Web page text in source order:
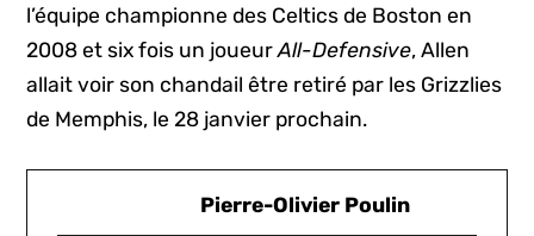
l’équipe championne des Celtics de Boston en
2008 et six fois un joueurAll-Defensive, Allen
allait voir son chandail être retiré par les Grizzlies
de Memphis, le 28 janvier prochain.
Pierre-Olivier Poulin